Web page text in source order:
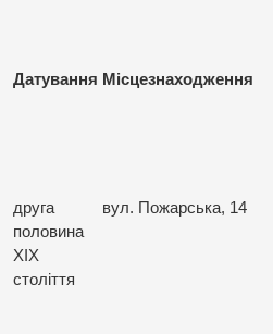
Датування Місцезнаходження
друга
половина
XIX
століття
вул. Пожарська, 14